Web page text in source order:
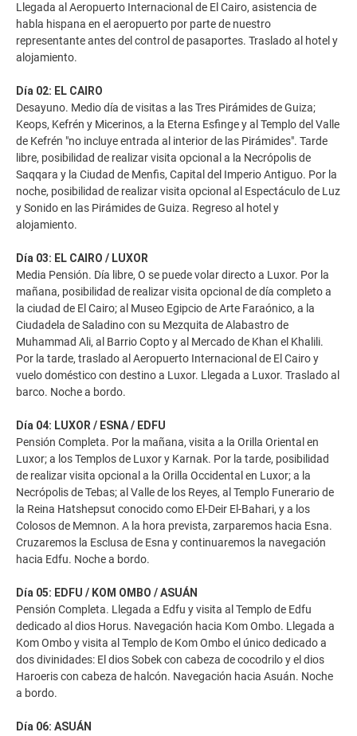
Llegada al Aeropuerto Internacional de El Cairo, asistencia de
habla hispana en el aeropuerto por parte de nuestro
representante antes del control de pasaportes. Traslado al hotel y
alojamiento.
Día 02: EL CAIRO
Desayuno. Medio día de visitas a las Tres Pirámides de Guiza;
Keops, Kefrén y Micerinos, a la Eterna Esfinge y al Templo del Valle
de Kefrén "no incluye entrada al interior de las Pirámides". Tarde
libre, posibilidad de realizar visita opcional a la Necrópolis de
Saqqara y la Ciudad de Menfis, Capital del Imperio Antiguo. Por la
noche, posibilidad de realizar visita opcional al Espectáculo de Luz
y Sonido en las Pirámides de Guiza. Regreso al hotel y
alojamiento.
Día 03: EL CAIRO / LUXOR
Media Pensión. Día libre, O se puede volar directo a Luxor. Por la
mañana, posibilidad de realizar visita opcional de día completo a
la ciudad de El Cairo; al Museo Egipcio de Arte Faraónico, a la
Ciudadela de Saladino con su Mezquita de Alabastro de
Muhammad Ali, al Barrio Copto y al Mercado de Khan el Khalili.
Por la tarde, traslado al Aeropuerto Internacional de El Cairo y
vuelo doméstico con destino a Luxor. Llegada a Luxor. Traslado al
barco. Noche a bordo.
Día 04: LUXOR / ESNA / EDFU
Pensión Completa. Por la mañana, visita a la Orilla Oriental en
Luxor; a los Templos de Luxor y Karnak. Por la tarde, posibilidad
de realizar visita opcional a la Orilla Occidental en Luxor; a la
Necrópolis de Tebas; al Valle de los Reyes, al Templo Funerario de
la Reina Hatshepsut conocido como El-Deir El-Bahari, y a los
Colosos de Memnon. A la hora prevista, zarparemos hacia Esna.
Cruzaremos la Esclusa de Esna y continuaremos la navegación
hacia Edfu. Noche a bordo.
Día 05: EDFU / KOM OMBO / ASUÁN
Pensión Completa. Llegada a Edfu y visita al Templo de Edfu
dedicado al dios Horus. Navegación hacia Kom Ombo. Llegada a
Kom Ombo y visita al Templo de Kom Ombo el único dedicado a
dos divinidades: El dios Sobek con cabeza de cocodrilo y el dios
Haroeris con cabeza de halcón. Navegación hacia Asuán. Noche
a bordo.
Día 06: ASUÁN